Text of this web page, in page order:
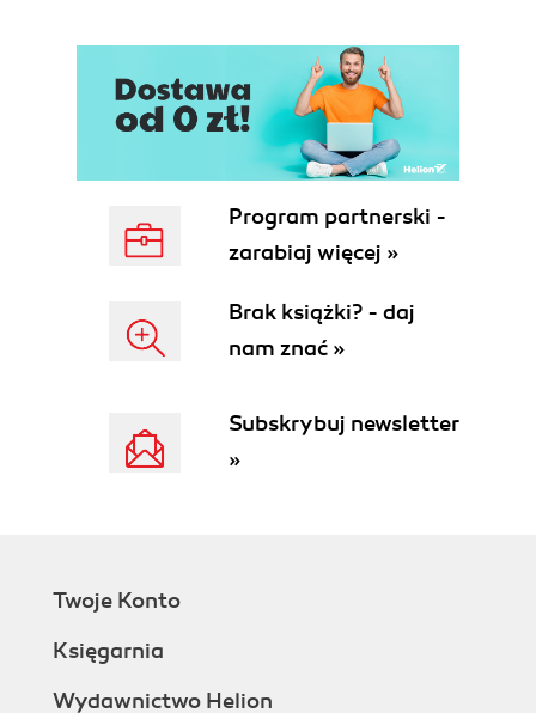
Program partnerski -
zarabiaj więcej »
Brak książki? - daj
nam znać »
Subskrybuj newsletter
»
Twoje Konto
Księgarnia
Wydawnictwo Helion